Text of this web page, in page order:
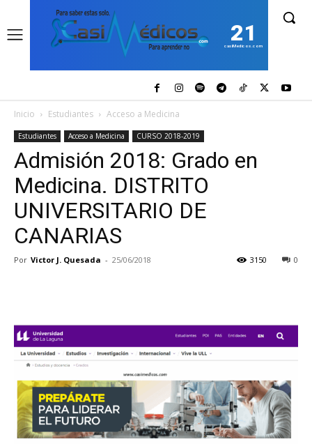
21
casiMedicos.com
Inicio Estudiantes Acceso a Medicina
Estudiantes Acceso a Medicina CURSO 2018-2019
Admisión 2018: Grado en
Medicina. DISTRITO
UNIVERSITARIO DE
CANARIAS
Por Victor J. Quesada - 25/06/2018 0
3150